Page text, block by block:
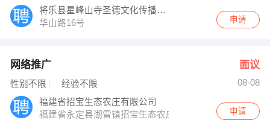
将乐县星峰山寺圣德文化传播有限公司
华山路16号
申请
网络推广 面议
性别不限 经验不限
08-08
福建省招宝生态农庄有限公司
福建省永定县湖雷镇招宝生态农庄
申请